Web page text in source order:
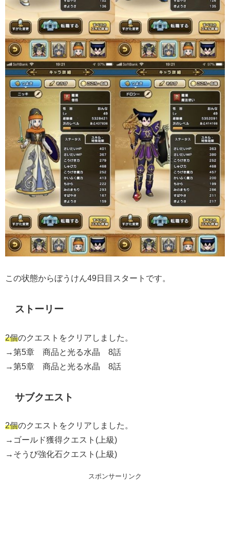
この状態からぼうけん49日目スタートです。
ストーリー
2個のクエストをクリアしました。
→第5章 商品と光る水晶 8話
→第5章 商品と光る水晶 8話
サブクエスト
2個のクエストをクリアしました。
→ゴールド獲得クエスト(上級)
→そうび強化石クエスト(上級)
スポンサーリンク